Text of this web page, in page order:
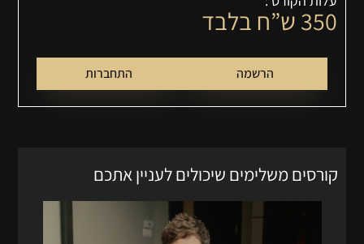
350 ש”ח בלבד
הרשמה התחברות
קורסים משלימים שיכולים לעניין אתכם